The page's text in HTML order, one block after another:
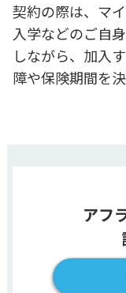
契約の際は、マ
入学などのご自
しながら、加入
障や保険期間を
アフ